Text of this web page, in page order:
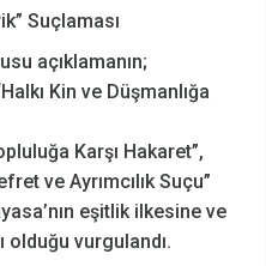
Suçlaması
açıklamanın;
Kin ve Düşmanlığa
Karşı Hakaret”,
ve Ayrımcılık Suçu”
eşitlik ilkesine ve
olduğu vurgulandı.